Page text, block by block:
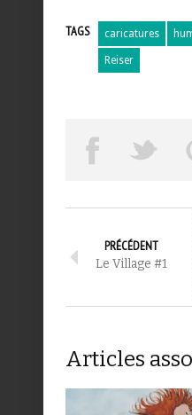
TAGS caricatures
Reiser
PRÉCÉDENT
Le Village #1
Articles